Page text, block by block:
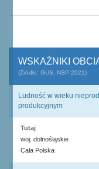
WSKAŹNIKI
(Źródło: GUS, NSP 2021)
Ludność w wieku
produkcyjnym
Tutaj
woj. dolnośląskie
Cała Polska